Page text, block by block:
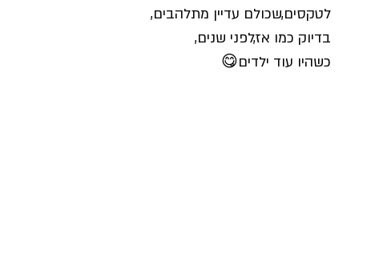
לטקסים,שכולם עדיין מתלהבים,
בדיוק כמו אז,לפני שנים,
כשהיו עוד ילדים😋